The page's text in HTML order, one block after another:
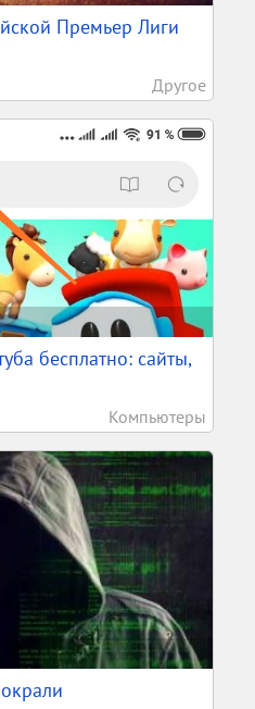
Премьер Лиги
Другое
бесплатно: сайты,
Компьютеры